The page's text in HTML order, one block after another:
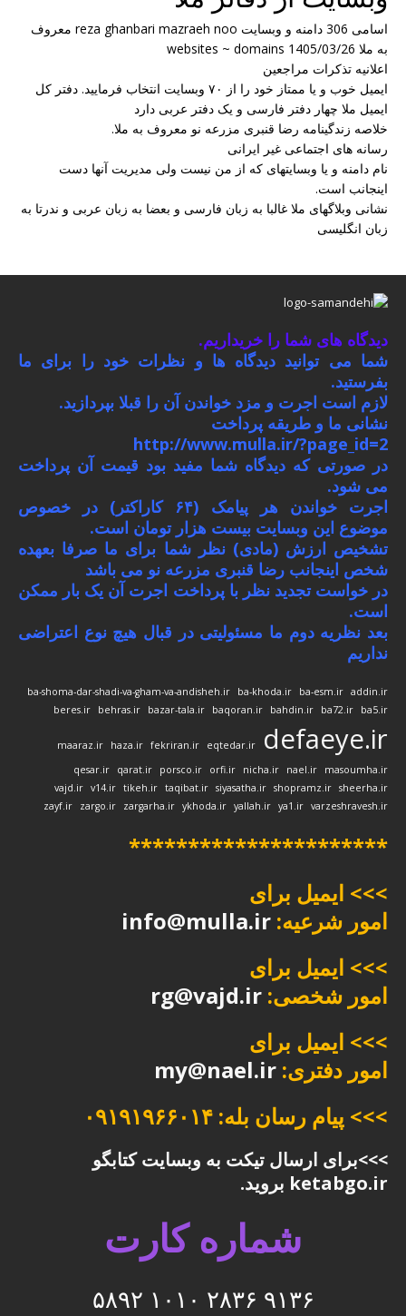
اسامی 306 دامنه و وبسایت reza ghanbari mazraeh noo معروف
به ملا websites ~ domains 1405/03/26
اعلانیه تذکرات مراجعین
ایمیل خوب و یا ممتاز خود را از ۷۰ وبسایت انتخاب فرمایید. دفتر کل
ایمیل ملا چهار دفتر فارسی و یک دفتر عربی دارد
خلاصه زندگینامه رضا قنبری مزرعه نو معروف به ملا.
رسانه های اجتماعی غیر ایرانی
نام دامنه و یا وبسایتهای که از من نیست ولی مدیریت آنها دست
اینجانب است.
نشانی وبلاگهای ملا غالبا به زبان فارسی و بعضا به زبان عربی و ندرتا به
زبان انگلیسی
دیدگاه های شما را خریداریم.
شما می توانید دیدگاه ها و نظرات خود را برای ما
بفرستید.
لازم است اجرت و مزد خواندن آن را قبلا بپردازید.
نشانی ما و طریقه پرداخت
http://www.mulla.ir/?page_id=2
در صورتی که دیدگاه شما مفید بود قیمت آن پرداخت
می شود.
اجرت خواندن هر پیامک (۶۴ کاراکتر) در خصوص
موضوع این وبسایت بیست هزار تومان است.
تشخیص ارزش (مادی) نظر شما برای ما صرفا بعهده
شخص اینجانب رضا قنبری مزرعه نو می باشد
در خواست تجدید نظر با پرداخت اجرت آن یک بار ممکن
است.
بعد نظریه دوم ما مسئولیتی در قبال هیچ نوع اعتراضی
نداریم
addin.ir
ba-esm.ir
ba-khoda.ir
ba-shoma-dar-shadi-va-gham-va-andisheh.ir
ba5.ir
ba72.ir
bahdin.ir
baqoran.ir
bazar-tala.ir
behras.ir
beres.ir
defaeye.ir
eqtedar.ir
fekriran.ir
haza.ir
maaraz.ir
masoumha.ir
nael.ir
nicha.ir
orfi.ir
porsco.ir
qarat.ir
qesar.ir
sheerha.ir
shopramz.ir
siyasatha.ir
taqibat.ir
tikeh.ir
v14.ir
vajd.ir
varzeshravesh.ir
ya1.ir
yallah.ir
ykhoda.ir
zargarha.ir
zargo.ir
zayf.ir
**********************
>>> ایمیل برای
امور شرعیه: info@mulla.ir
>>> ایمیل برای
امور شخصی: rg@vajd.ir
>>> ایمیل برای
امور دفتری: my@nael.ir
>>> پیام رسان بله: ۰۹۱۹۱۹۶۶۰۱۴
>>>برای ارسال تیکت به وبسایت کتابگو
ketabgo.ir بروید.
شماره کارت
۹۱۳۶ ۲۸۳۶ ۱۰۱۰ ۵۸۹۲